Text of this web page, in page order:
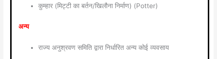
कुम्हार (मिट्टी का बर्तन/खिलौना निर्माण) (Potter)
अन्य
राज्य अनुश्रवण समिति द्वारा निर्धारित अन्य कोई व्यवसाय